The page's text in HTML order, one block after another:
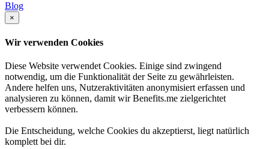
Blog
×
Wir verwenden Cookies
Diese Website verwendet Cookies. Einige sind zwingend
notwendig, um die Funktionalität der Seite zu gewährleisten.
Andere helfen uns, Nutzeraktivitäten anonymisiert erfassen und
analysieren zu können, damit wir Benefits.me zielgerichtet
verbessern können.
Die Entscheidung, welche Cookies du akzeptierst, liegt natürlich
komplett bei dir.